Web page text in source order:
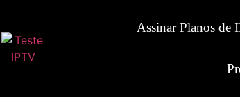
Assinar Planos de